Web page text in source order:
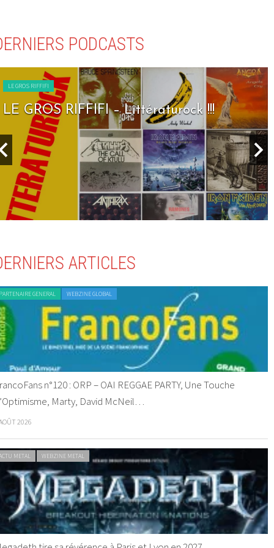
PODCASTS
LE GROS RIFFIFI
LE GROS RIFFIFI – Seven Days To Rock !!!
ARTICLES
GENERAL WEBZINE GLOBAL
n°120 : ORP – OAI REGGAE PARTY, Une Touche
Marty, David McNeil…
2026
METAL WEBZINE METAL